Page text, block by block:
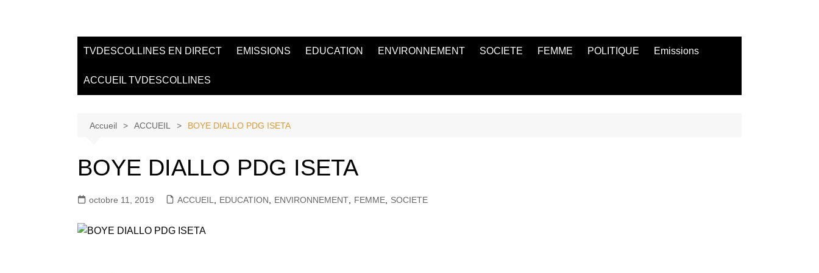
TVDESCOLLINES EN DIRECT EMISSIONS EDUCATION ENVIRONNEMENT SOCIETE FEMME POLITIQUE Emissions
ACCUEIL TVDESCOLLINES
Accueil ACCUEIL BOYE DIALLO PDG ISETA
BOYE DIALLO PDG ISETA
octobre 11, 2019 ACCUEIL EDUCATION ENVIRONNEMENT FEMME SOCIETE